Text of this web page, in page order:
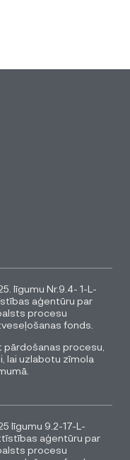
līgumu Nr.9.4- 1-L-
aģentūru par
procesu
fonds.
procesu,
lai uzlabotu zīmola
līgumu 9.2-17-L-
aģentūru par
procesu